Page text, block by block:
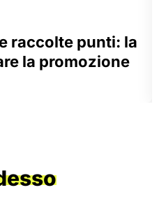
raccolte punti: la
la promozione